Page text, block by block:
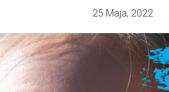
25 Maja, 2022